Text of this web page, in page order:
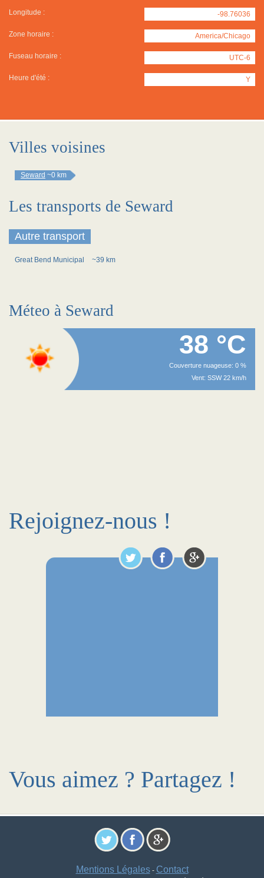
Longitude : -98.76036
Zone horaire : America/Chicago
Fuseau horaire : UTC-6
Heure d'été : Y
Villes voisines
Seward ~0 km
Les transports de Seward
Autre transport
Great Bend Municipal ~39 km
Méteo à Seward
38 °C
Couverture nuageuse: 0 %
Vent: SSW 22 km/h
Rejoignez-nous !
Vous aimez ? Partagez !
Mentions Légales- Contact